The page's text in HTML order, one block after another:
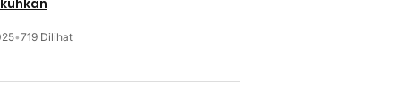
•719 Dilihat